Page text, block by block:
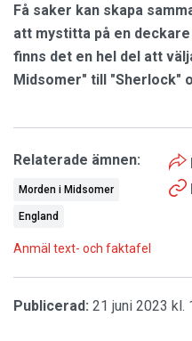
Få saker kan skapa
att mystitta på en
finns det en hel del att
Midsomer" till "Sherlock"
Relaterade ämnen:
Morden i Midsomer
England
Anmäl text- och faktafel
Publicerad: 21 juni 2023 kl.